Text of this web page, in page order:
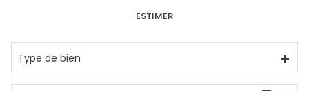
De l'immo pro
ESTIMER
Type de bien